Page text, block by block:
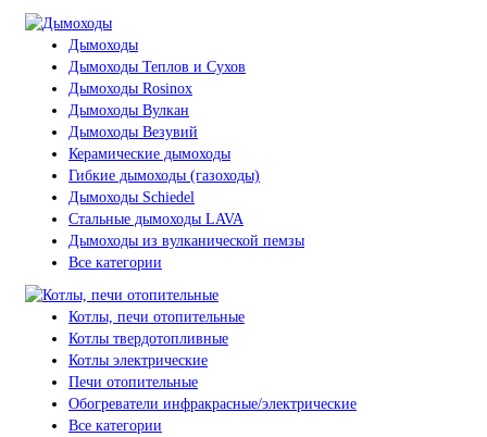
Дымоходы
Дымоходы Теплов и Сухов
Дымоходы Rosinox
Дымоходы Вулкан
Дымоходы Везувий
Керамические дымоходы
Гибкие дымоходы (газоходы)
Дымоходы Schiedel
Стальные дымоходы LAVA
Дымоходы из вулканической пемзы
Все категории
Котлы, печи отопительные
Котлы твердотопливные
Котлы электрические
Печи отопительные
Обогреватели инфракрасные/электрические
Все категории